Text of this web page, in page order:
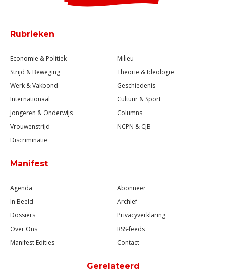
Rubrieken
Economie & Politiek
Strijd & Beweging
Werk & Vakbond
Internationaal
Jongeren & Onderwijs
Vrouwenstrijd
Discriminatie
Milieu
Theorie & Ideologie
Geschiedenis
Cultuur & Sport
Columns
NCPN & CJB
Manifest
Agenda
In Beeld
Dossiers
Over Ons
Manifest Edities
Abonneer
Archief
Privacyverklaring
RSS-feeds
Contact
Gerelateerd